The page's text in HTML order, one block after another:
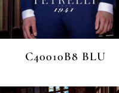
C40010B8 BLU